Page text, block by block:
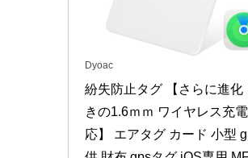
Dyoac
紛失防止タグ 【さらに進化
きの1.6ｍｍ ワイヤレス充
応】 エアタグ カード 小型